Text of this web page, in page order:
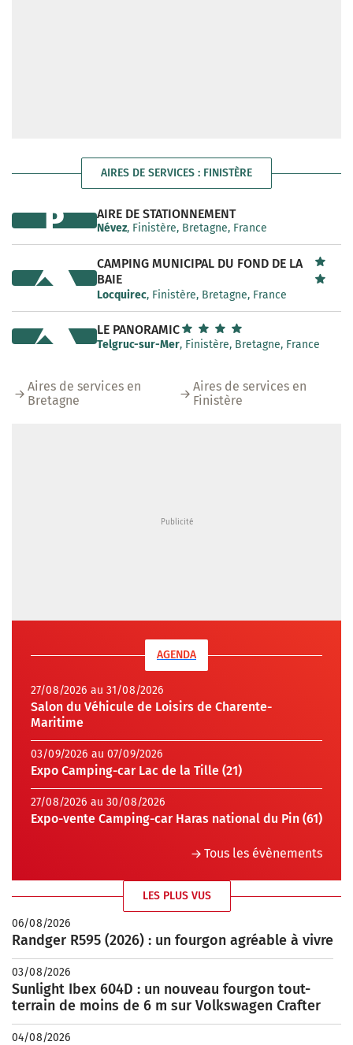
AIRES DE SERVICES : FINISTÈRE
AIRE DE STATIONNEMENT
Névez, Finistère, Bretagne, France
P
CAMPING MUNICIPAL DU FOND DE LA
BAIE
Locquirec, Finistère, Bretagne, France
LE PANORAMIC
Telgruc-sur-Mer, Finistère, Bretagne, France
Aires de services en
Bretagne
Aires de services en
Finistère
AGENDA
27/08/2026 au 31/08/2026
Salon du Véhicule de Loisirs de Charente-
Maritime
03/09/2026 au 07/09/2026
Expo Camping-car Lac de la Tille (21)
27/08/2026 au 30/08/2026
Expo-vente Camping-car Haras national du Pin (61)
Tous les évènements
LES PLUS VUS
06/08/2026
Randger R595 (2026) : un fourgon agréable à vivre
03/08/2026
Sunlight Ibex 604D : un nouveau fourgon tout-
terrain de moins de 6 m sur Volkswagen Crafter
04/08/2026